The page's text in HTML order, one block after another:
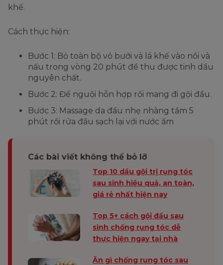
khế.
Cách thực hiện:
Bước 1: Bỏ toàn bộ vỏ bưởi và lá khế vào nồi và
nấu trong vòng 20 phút để thu được tinh dầu
nguyên chất.
Bước 2: Để nguội hỗn hợp rồi mang đi gội đầu.
Bước 3: Massage da đầu nhẹ nhàng tầm 5
phút rồi rửa đầu sạch lại với nước ấm
Các bài viết không thể bỏ lỡ
Top 10 dầu gội trị rụng tóc
sau sinh hiệu quả, an toàn,
giá rẻ nhất hiện nay
Top 5+ cách gội đầu sau
sinh chống rụng tóc dễ
thực hiện ngay tại nhà
Ăn gì chống rụng tóc sau